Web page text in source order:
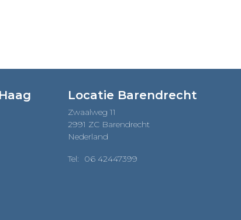
Locatie Barendrecht
Zwaalweg 11
2991 ZC Barendrecht
Nederland
Tel: 06 42447399